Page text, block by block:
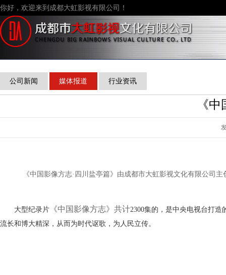
你好，欢迎来到成都大虹影视有限公司！
公司新闻 媒体报道 行业资讯
《
《中国影像方志·四川盐亭篇》由成都市大虹影视文化有限公司
大型纪录片 《中国影像方志》共计2300集的 ， 是中央电视台打造
流长和博大精深，从而为时代讴歌，为人民立传。